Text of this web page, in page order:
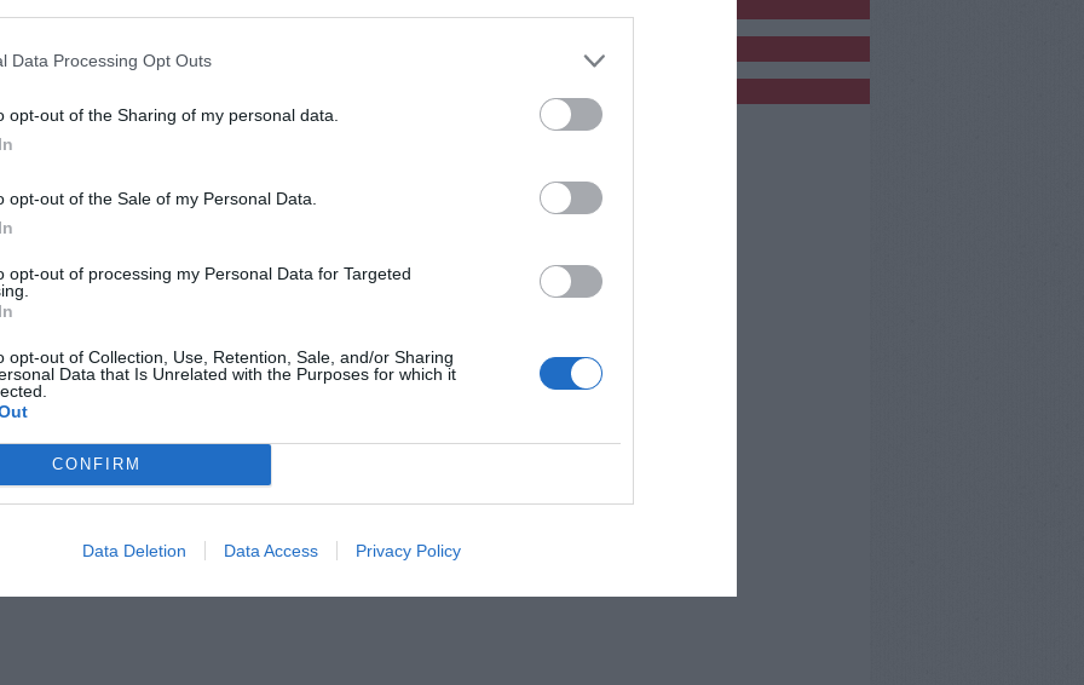
Data Processing Opt Outs
opt-out of the Sharing of my personal data.
opt-out of the Sale of my Personal Data.
opt-out of processing my Personal Data for Targeted
opt-out of Collection, Use, Retention, Sale, and/or Sharing
Data that Is Unrelated with the Purposes for which it
CONFIRM
Data Deletion Data Access Privacy Policy
Pisa la chiusura sp 224 che collega il
di Pisa e problemi al tetto della chiesa di
la copertura di un campo da tennis. Per
forti venti di Grecale su tutta la regione.
km/h sui rilievi appenninici, fino a 80-100
Colline metallifere e litorale, e fino a 60-80
proseguirà fino alle 18 di oggi, per poi
fino alle 24 di domani, mercoledì
attenuandosi con raffiche da nord-est fino
fino a 60-80 km/h sulle zone collinari
60 km/h sulle zone di pianura.
i principali rischi per l'incolumità delle persone,
alla caduta di sassi e strutture pericolanti
cautela.
da adottare si trovano all'interno della
della Regione Toscana, accessibile
allertameteo .